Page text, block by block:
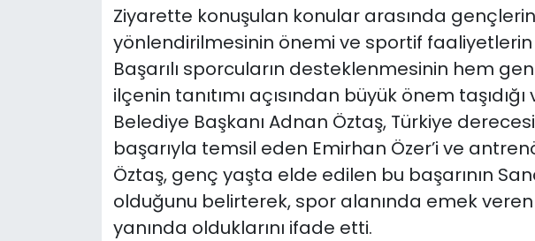
Ziyarette konuşulan konular arasında
yönlendirilmesinin önemi ve sportif faaliyetlerin
Başarılı sporcuların desteklenmesinin hem
ilçenin tanıtımı açısından büyük önem taşıdığı
Belediye Başkanı Adnan Öztaş, Türkiye
başarıyla temsil eden Emirhan Özer’i ve
Öztaş, genç yaşta elde edilen bu başarının
olduğunu belirterek, spor alanında emek
yanında olduklarını ifade etti.